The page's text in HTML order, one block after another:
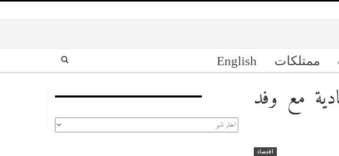
ممتلكات English
مع وفد
اقتصاد
الأرشيف